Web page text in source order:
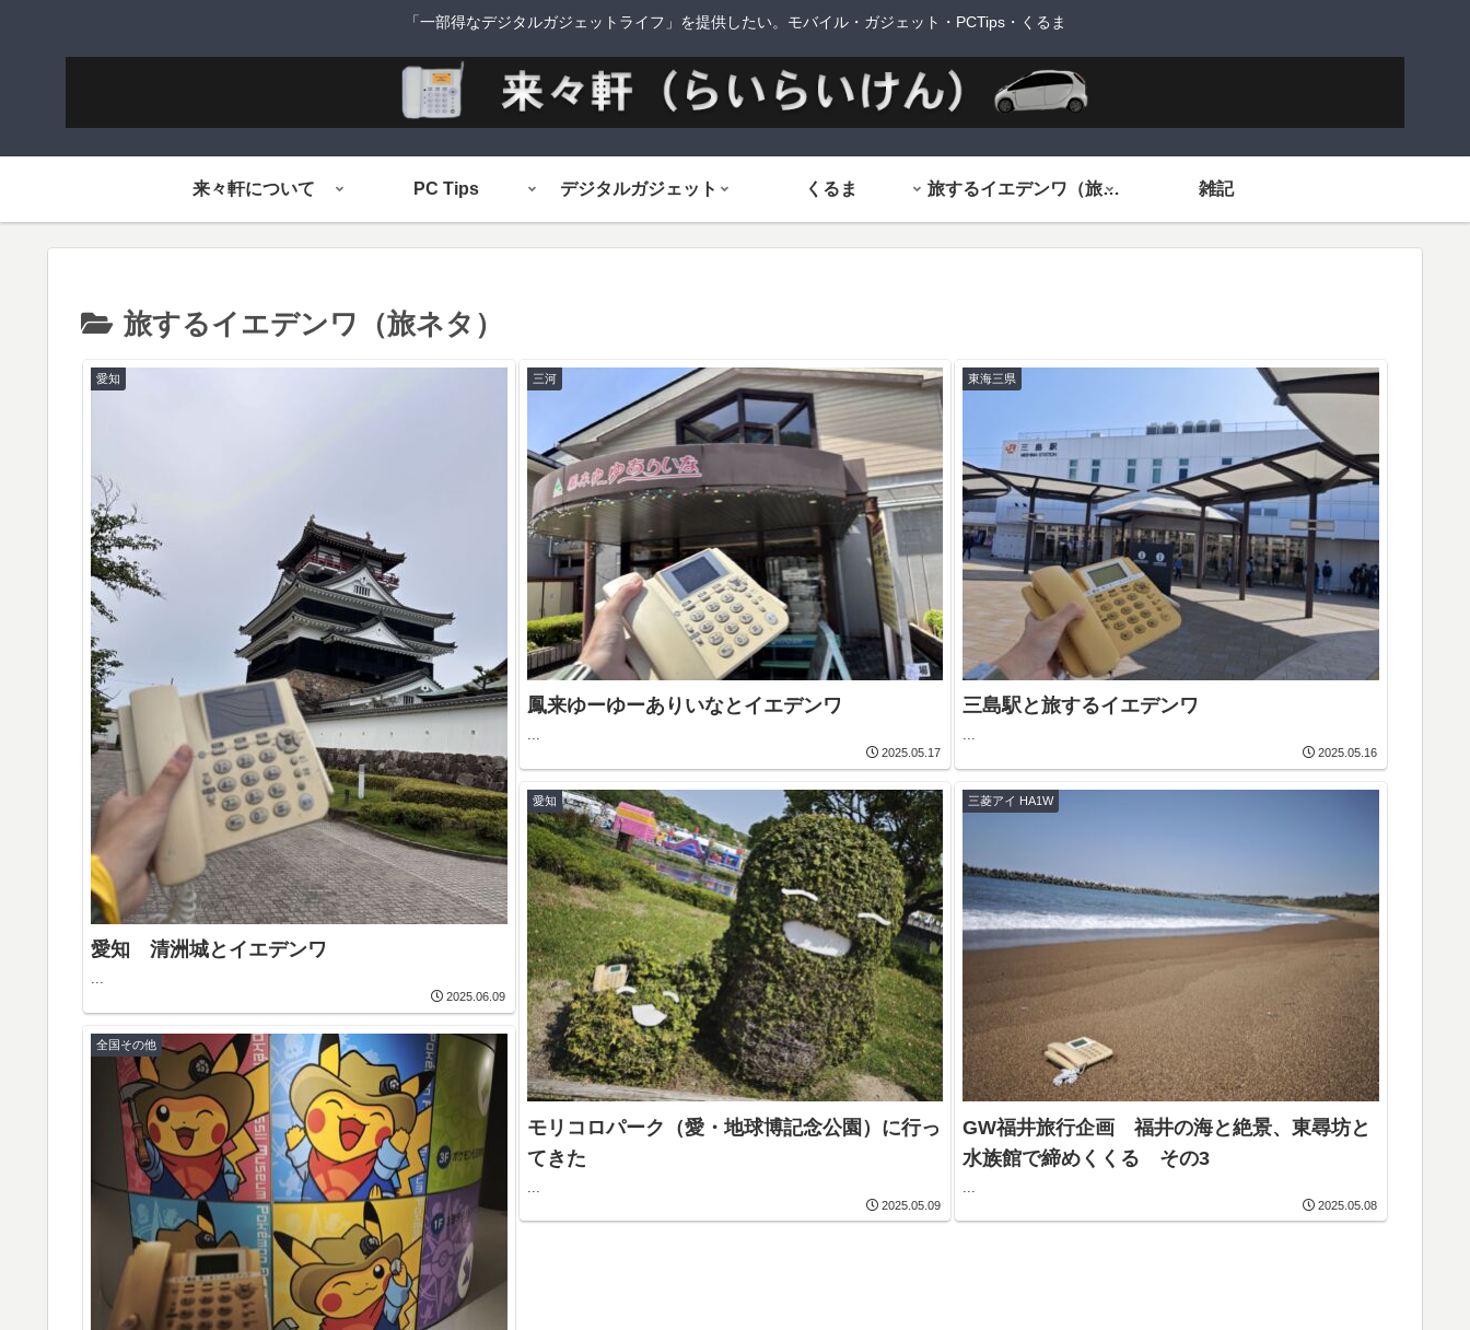
「一部得なデジタルガジェットライフ」を提供したい。モバイル・ガジェット・PCTips・くるま
来々軒について PC Tips デジタルガジェット くるま 旅するイエデンワ（旅ネタ） 雑記
旅するイエデンワ（旅ネタ）
愛知
愛知 清洲城とイエデンワ
2025.06.09
三河
鳳来ゆーゆーありいなとイエデンワ
2025.05.17
東海三県
三島駅と旅するイエデンワ
2025.05.16
愛知
モリコロパーク（愛・地球博記念公園）に行っ
てきた
2025.05.09
三菱アイ HA1W
GW福井旅行企画 福井の海と絶景、東尋坊と
水族館で締めくくる その3
2025.05.08
全国その他